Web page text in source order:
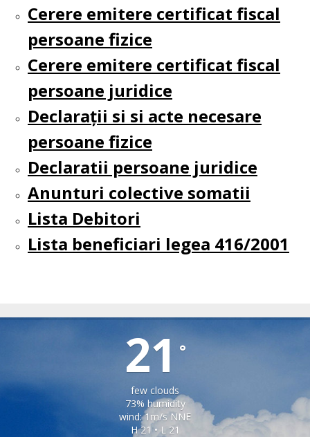
Cerere emitere certificat fiscal
persoane fizice
Cerere emitere certificat fiscal
persoane juridice
Declarații si si acte necesare
persoane fizice
Declaratii persoane juridice
Anunturi colective somatii
Lista Debitori
Lista beneficiari legea 416/2001
21°
few clouds
73% humidity
wind: 1m/s NNE
H 21 • L 21